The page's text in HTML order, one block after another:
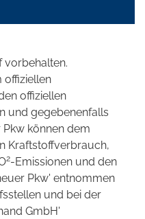
vorbehalten.
offiziellen
offiziellen
und gegebenenfalls
können dem
Kraftstoffverbrauch,
2-Emissionen und den
Pkw' entnommen
und bei der
GmbH'